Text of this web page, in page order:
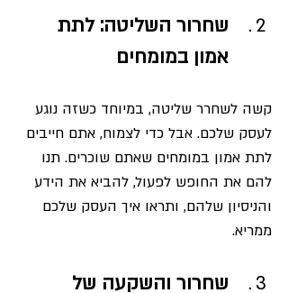
שחרור השליטה: לתת
אמון במומחים
קשה לשחרר שליטה, במיוחד כשזה נוגע
לעסק שלכם. אבל כדי לצמוח, אתם חייבים
לתת אמון במומחים שאתם שוכרים. תנו
להם את החופש לפעול, להביא את הידע
והניסיון שלהם, ותראו איך העסק שלכם
ממריא.
שחרור והשקעה של